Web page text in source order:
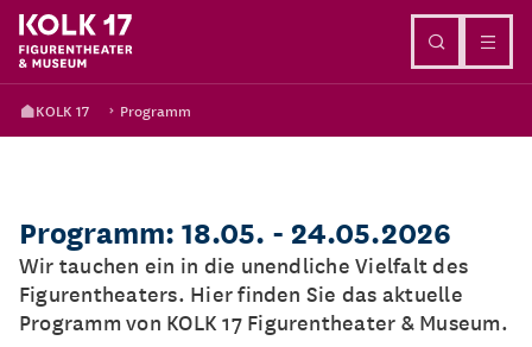
KOLK 17 Programm
Programm: 18.05. - 24.05.2026
Wir tauchen ein in die unendliche Vielfalt des
Figurentheaters. Hier finden Sie das aktuelle
Programm von KOLK 17 Figurentheater & Museum.